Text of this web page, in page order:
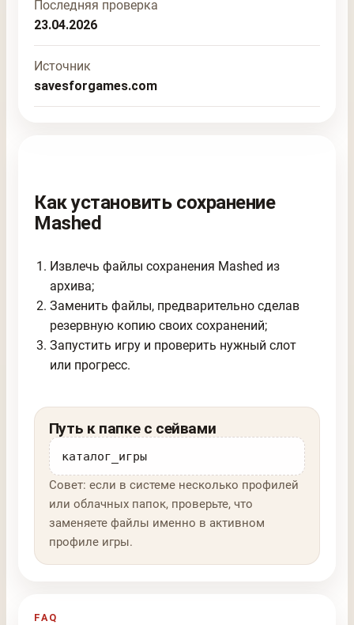
Последняя проверка
23.04.2026
Источник
savesforgames.com
Как установить сохранение
Mashed
Извлечь файлы сохранения Mashed из
архива;
Заменить файлы, предварительно сделав
резервную копию своих сохранений;
Запустить игру и проверить нужный слот
или прогресс.
Путь к папке с сейвами
каталог_игры
Совет: если в системе несколько профилей
или облачных папок, проверьте, что
заменяете файлы именно в активном
профиле игры.
FAQ